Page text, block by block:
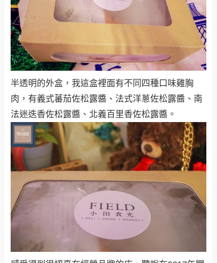
半透明的外盒，我這盒裡面有不同四種口味雞胸
肉，有義式蕃茄佐松露醬、法式洋蔥佐松露醬、南
法迷迭香佐松露醬、北義百里香佐松露醬。